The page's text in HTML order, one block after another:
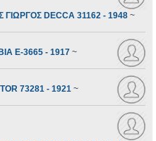
DECCA 31162 - 1948 ~
E-3665 - 1917 ~
73281 - 1921 ~